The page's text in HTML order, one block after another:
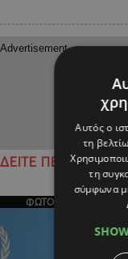
ΔΕΙΤΕ
ΦΩΤΟΓΡΑΦΙΑ ΤΗΣ
Αυτός ο
τη
τη
σύμφωνα